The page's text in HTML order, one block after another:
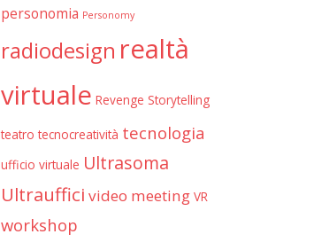
personomia Personomy
radiodesign realtà
virtuale Revenge Storytelling
teatro tecnocreatività tecnologia
ufficio virtuale Ultrasoma
Ultrauffici video meeting VR
workshop